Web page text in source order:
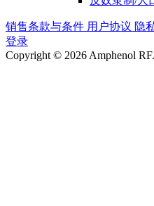
销售条款与条件 用户协议 隐
登录
Copyright © 2026 Amphenol